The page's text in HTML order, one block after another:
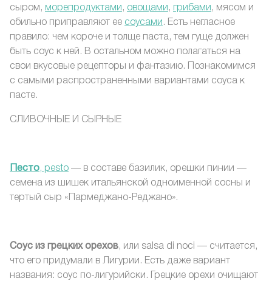
сыром, морепродуктами , овощами , грибами , мясом и
обильно приправляют ее соусами . Есть негласное
правило: чем короче и толще паста, тем гуще должен
быть соус к ней. В остальном можно полагаться на
свои вкусовые рецепторы и фантазию. Познакомимся
с самыми распространенными вариантами соуса к
пасте.
СЛИВОЧНЫЕ И СЫРНЫЕ
Песто, pesto — в составе базилик, орешки пинии —
семена из шишек итальянской одноименной сосны и
тертый сыр «Пармеджано-Реджано».
Соус из грецких орехов, или salsa di noci — считается,
что его придумали в Лигурии. Есть даже вариант
названия: соус по-лигурийски. Грецкие орехи очищают